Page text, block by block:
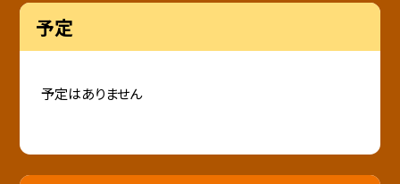
予定
予定はありません